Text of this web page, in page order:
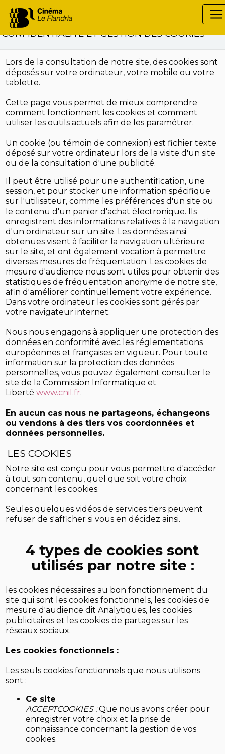
CONFIDENTIALITÉ ET GESTION DES COOKIES
Lors de la consultation de notre site, des cookies sont
déposés sur votre ordinateur, votre mobile ou votre
tablette.
Cette page vous permet de mieux comprendre
comment fonctionnent les cookies et comment
utiliser les outils actuels afin de les paramétrer.
Un cookie (ou témoin de connexion) est fichier texte
déposé sur votre ordinateur lors de la visite d'un site
ou de la consultation d'une publicité.
Il peut être utilisé pour une authentification, une
session, et pour stocker une information spécifique
sur l'utilisateur, comme les préférences d'un site ou
le contenu d'un panier d'achat électronique. Ils
enregistrent des informations relatives à la navigation
d'un ordinateur sur un site. Les données ainsi
obtenues visent à faciliter la navigation ultérieure
sur le site, et ont également vocation à permettre
diverses mesures de fréquentation. Les cookies de
mesure d'audience nous sont utiles pour obtenir des
statistiques de fréquentation anonyme de notre site,
afin d'améliorer continuellement votre expérience.
Dans votre ordinateur les cookies sont gérés par
votre navigateur internet.
Nous nous engagons à appliquer une protection des
données en conformité avec les réglementations
européennes et françaises en vigueur. Pour toute
information sur la protection des données
personnelles, vous pouvez également consulter le
site de la Commission Informatique et
Liberté www.cnil.fr.
En aucun cas nous ne partageons, échangeons
ou vendons à des tiers vos coordonnées et
données personnelles.
LES COOKIES
Notre site est conçu pour vous permettre d'accéder
à tout son contenu, quel que soit votre choix
concernant les cookies.
Seules quelques vidéos de services tiers peuvent
refuser de s'afficher si vous en décidez ainsi.
4 types de cookies sont
utilisés par notre site :
les cookies nécessaires au bon fonctionnement du
site qui sont les cookies fonctionnels, les cookies de
mesure d'audience dit Analytiques, les cookies
publicitaires et les cookies de partages sur les
réseaux sociaux.
Les cookies fonctionnels :
Les seuls cookies fonctionnels que nous utilisons
sont :
Ce site
ACCEPTCOOKIES :Que nous avons créer pour
enregistrer votre choix et la prise de
connaissance concernant la gestion de vos
cookies.